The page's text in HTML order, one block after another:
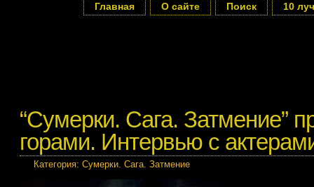
Главная О сайте Поиск 10
“Сумерки. Сага. Затмение”
горами. Интервью с
Категория: Сумерки. Сага. Затмение